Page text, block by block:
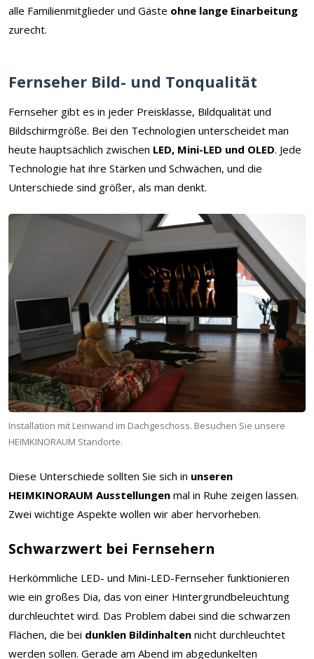
alle Familienmitglieder und Gäste ohne lange Einarbeitung
zurecht.
Fernseher Bild- und Tonqualität
Fernseher gibt es in jeder Preisklasse, Bildqualität und
Bildschirmgröße. Bei den Technologien unterscheidet man
heute hauptsächlich zwischen LED, Mini-LED und OLED. Jede
Technologie hat ihre Stärken und Schwächen, und die
Unterschiede sind größer, als man denkt.
Installation mit Leinwand im Dachgeschoss. Besuchen Sie unsere
HEIMKINORAUM Standorte.
Diese Unterschiede sollten Sie sich in unseren
HEIMKINORAUM Ausstellungen mal in Ruhe zeigen lassen.
Zwei wichtige Aspekte wollen wir aber hervorheben.
Schwarzwert bei Fernsehern
Herkömmliche LED- und Mini-LED-Fernseher funktionieren
wie ein großes Dia, das von einer Hintergrundbeleuchtung
durchleuchtet wird. Das Problem dabei sind die schwarzen
Flächen, die bei dunklen Bildinhalten nicht durchleuchtet
werden sollen. Gerade am Abend im abgedunkelten